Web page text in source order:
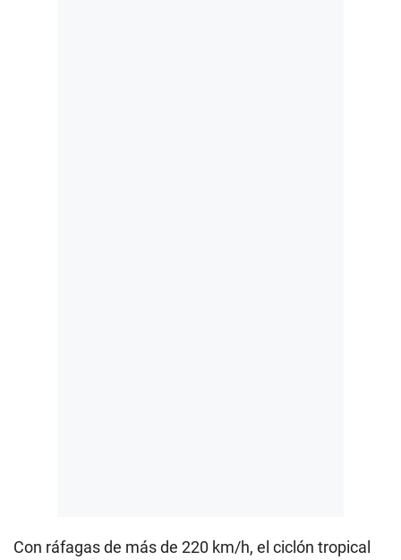
Con ráfagas de más de 220 km/h, el ciclón tropical